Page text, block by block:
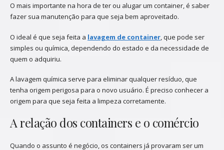
O mais importante na hora de ter ou alugar um container, é saber
fazer sua manutenção para que seja bem aproveitado.
O ideal é que seja feita a lavagem de container, que pode ser
simples ou química, dependendo do estado e da necessidade de
quem o adquiriu.
A lavagem química serve para eliminar qualquer resíduo, que
tenha origem perigosa para o novo usuário. É preciso conhecer a
origem para que seja feita a limpeza corretamente.
A relação dos containers e o comércio
Quando o assunto é negócio, os containers já provaram ser um